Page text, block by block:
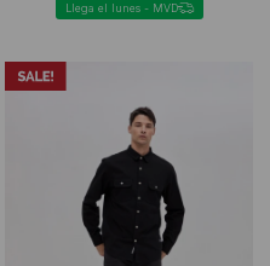
Llega el lunes - MVD